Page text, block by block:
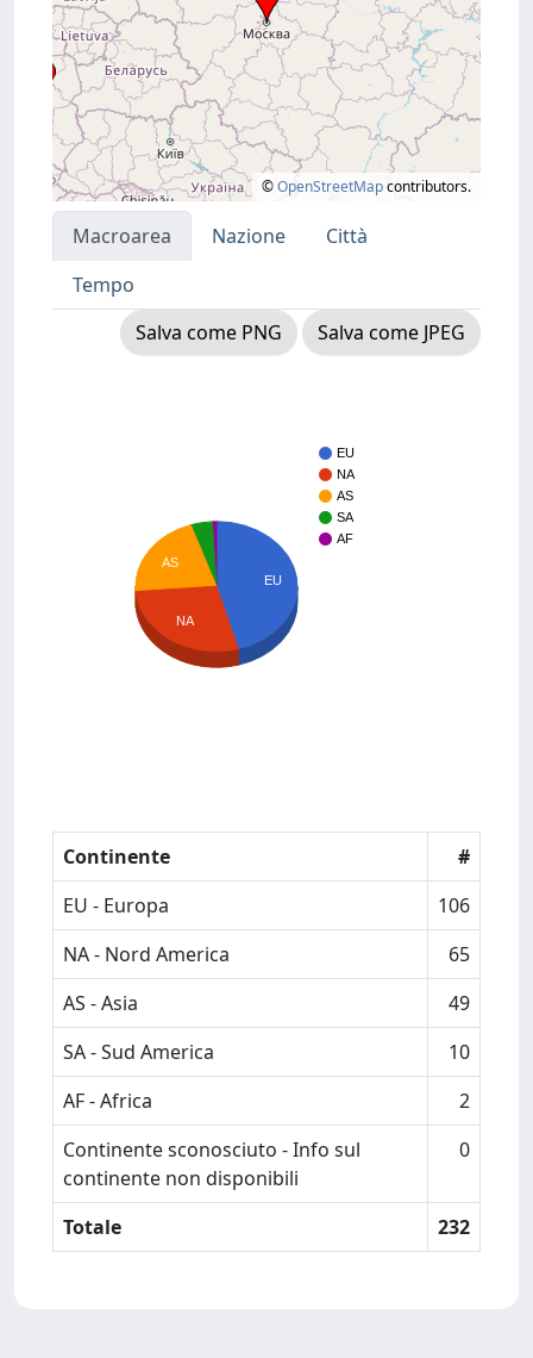
©OpenStreetMapcontributors.
Macroarea Nazione
Città
Tempo
Salva come PNG
Salva come JPEG
EU
NA
AS
SA
AF
EU
AS
NA
Continente
#
EU - Europa
106
NA - Nord America
65
AS - Asia
49
SA - Sud America
10
AF - Africa
2
Continente sconosciuto - Info sul
continente non disponibili
0
Totale 232